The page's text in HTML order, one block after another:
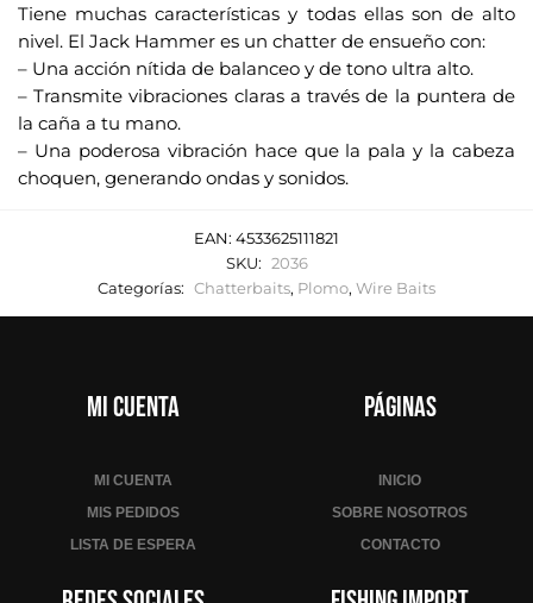
Tiene muchas características y todas ellas son de alto
nivel. El Jack Hammer es un chatter de ensueño con:
– Una acción nítida de balanceo y de tono ultra alto.
– Transmite vibraciones claras a través de la puntera de
la caña a tu mano.
– Una poderosa vibración hace que la pala y la cabeza
choquen, generando ondas y sonidos.
EAN: 4533625111821
SKU: 2036
Categorías: Chatterbaits, Plomo, Wire Baits
Mi cuenta
MI CUENTA
MIS PEDIDOS
LISTA DE ESPERA
Páginas
INICIO
SOBRE NOSOTROS
CONTACTO